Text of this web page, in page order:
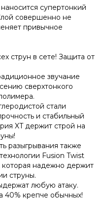
супертонкий
совершенно не
привычное
струн в сете! Защита от
звучание
сверхтонкого
стали
и стабильный
XT держит строй на
разыгрывания также
Fusion Twist
которая надежно держит
струны.
любую атаку.
40% крепче обычных!